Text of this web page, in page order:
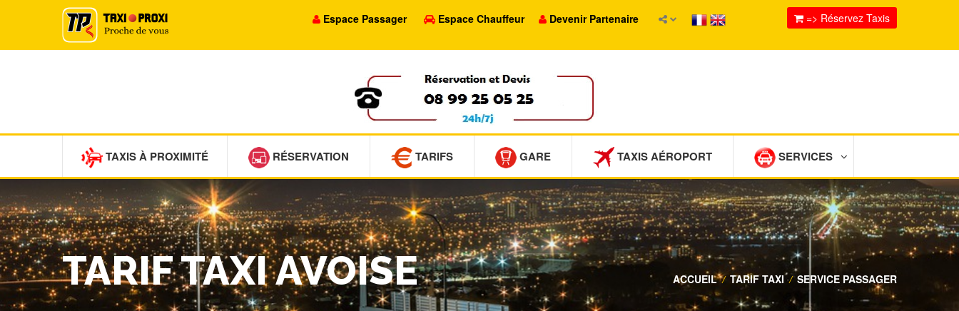
Espace Passager Espace Chauffeur Devenir Partenaire => Réservez Taxis
TAXIS À PROXIMITÉ RÉSERVATION TARIFS GARE TAXIS AÉROPORT SERVICES
TARIF TAXI AVOISE ACCUEIL / TARIF TAXI / SERVICE PASSAGER